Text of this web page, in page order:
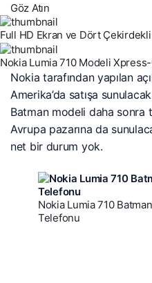
Göz Atın
Full HD Ekran ve Dört
Nokia Lumia 710 Modeli
Nokia tarafından yapılan
Amerika’da satışa
Batman modeli daha sonra
Avrupa pazarına da
net bir durum yok.
Nokia Lumia 710
Telefonu